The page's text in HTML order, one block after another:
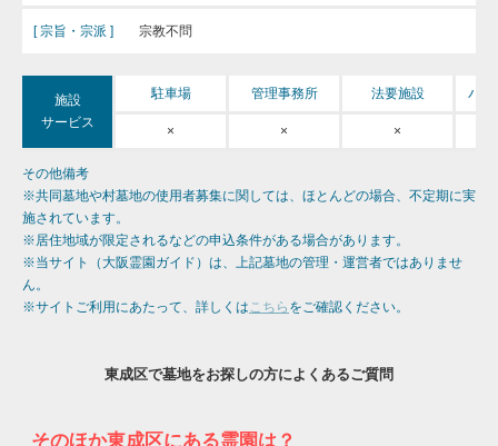
[ 宗旨・宗派 ] 宗教不問
施設
サービス
駐車場 管理事務所 法要施設 バ
× × ×
その他備考
※共同墓地や村墓地の使用者募集に関しては、ほとんどの場合、不定期に実
施されています。
※居住地域が限定されるなどの申込条件がある場合があります。
※当サイト（大阪霊園ガイド）は、上記墓地の管理・運営者ではありませ
ん。
※サイトご利用にあたって、詳しくは こちら をご確認ください。
東成区で墓地をお探しの方によくあるご質問
そのほか東成区にある霊園は？